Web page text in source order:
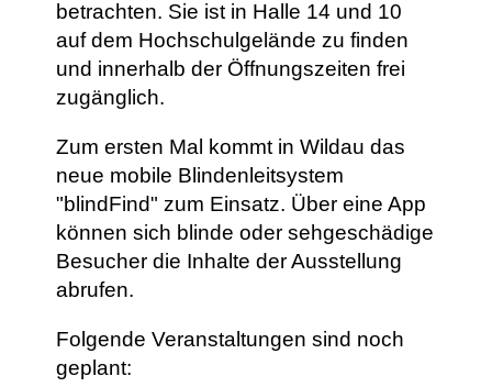
betrachten. Sie ist in Halle 14 und 10
auf dem Hochschulgelände zu finden
und innerhalb der Öffnungszeiten frei
zugänglich.
Zum ersten Mal kommt in Wildau das
neue mobile Blindenleitsystem
"blindFind" zum Einsatz. Über eine App
können sich blinde oder sehgeschädige
Besucher die Inhalte der Ausstellung
abrufen.
Folgende Veranstaltungen sind noch
geplant: